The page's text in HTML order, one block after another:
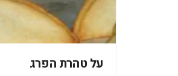
על טהרת הפרג